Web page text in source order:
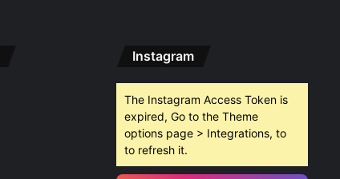
Instagram
The Instagram Access Token is
expired, Go to the Theme
options page > Integrations, to
to refresh it.